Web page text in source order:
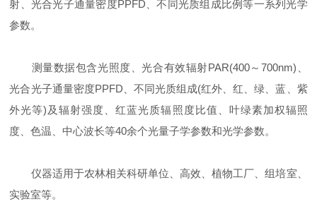
射、光合光子通量密度PPFD、不同光质组成比例等一系列光学
参数。
测量数据包含光照度、光合有效辐射PAR(400～700nm)、
光合光子通量密度PPFD、不同光质组成(红外、红、绿、蓝、紫
外光等)及辐射强度、红蓝光质辐照度比值、叶绿素加权辐照
度、色温、中心波长等40余个光量子学参数和光学参数。
仪器适用于农林相关科研单位、高效、植物工厂、组培室、
实验室等。